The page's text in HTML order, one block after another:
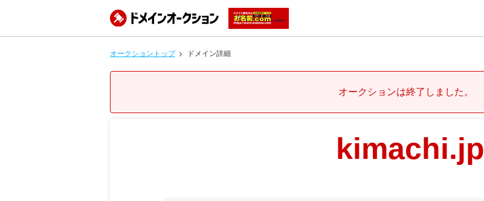
オークショントップ ドメイン詳細
オークションは終了しました。
kimachi.jp